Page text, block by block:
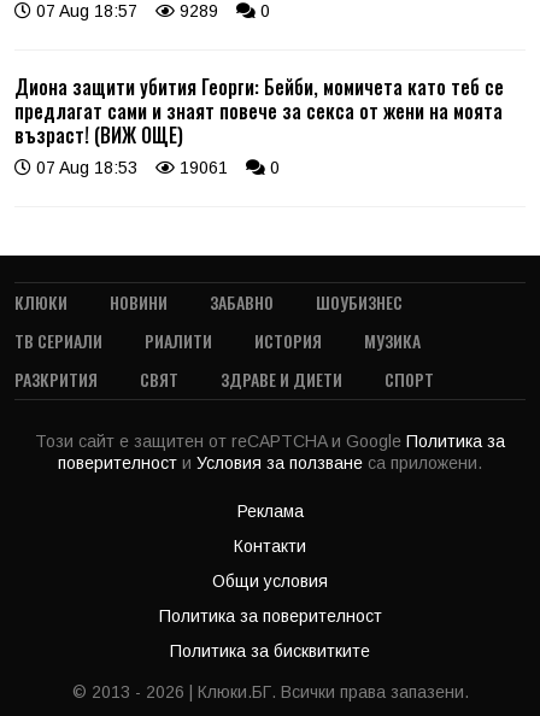
07 Aug 18:57 9289 0
Диона защити убития Георги: Бейби, момичета като теб се
предлагат сами и знаят повече за секса от жени на моята
възраст! (ВИЖ ОЩЕ)
07 Aug 18:53 19061 0
КЛЮКИ НОВИНИ ЗАБАВНО
ШОУБИЗНЕС
ТВ СЕРИАЛИ
РИАЛИТИ ИСТОРИЯ
МУЗИКА
РАЗКРИТИЯ
СВЯТ ЗДРАВЕ И ДИЕТИ СПОРТ
Този сайт е защитен от reCAPTCHA и Google Политика за
поверителност и Условия за ползване са приложени.
Реклама
Контакти
Общи условия
Политика за поверителност
Политика за бисквитките
© 2013 - 2026 | Клюки.БГ. Всички права запазени.